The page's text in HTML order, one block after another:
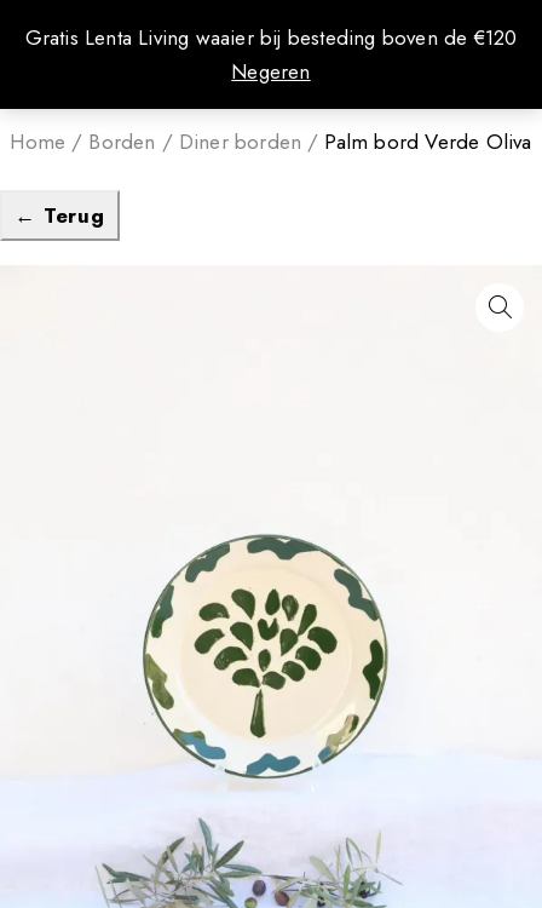
Gratis Lenta Living waaier bij besteding boven de €120
Negeren
0
Home / Borden / Diner borden / Palm bord Verde Oliva
← Terug